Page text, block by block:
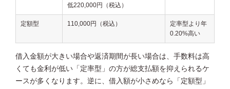
低220,000円（税込）
定額型 110,000円（税込）
定率型より年
0.20%高い
借入金額が大きい場合や返済期間が長い場合は、手数料は高
くても金利が低い「定率型」の方が総支払額を抑えられるケ
ースが多くなります。逆に、借入額が小さめなら「定額型」